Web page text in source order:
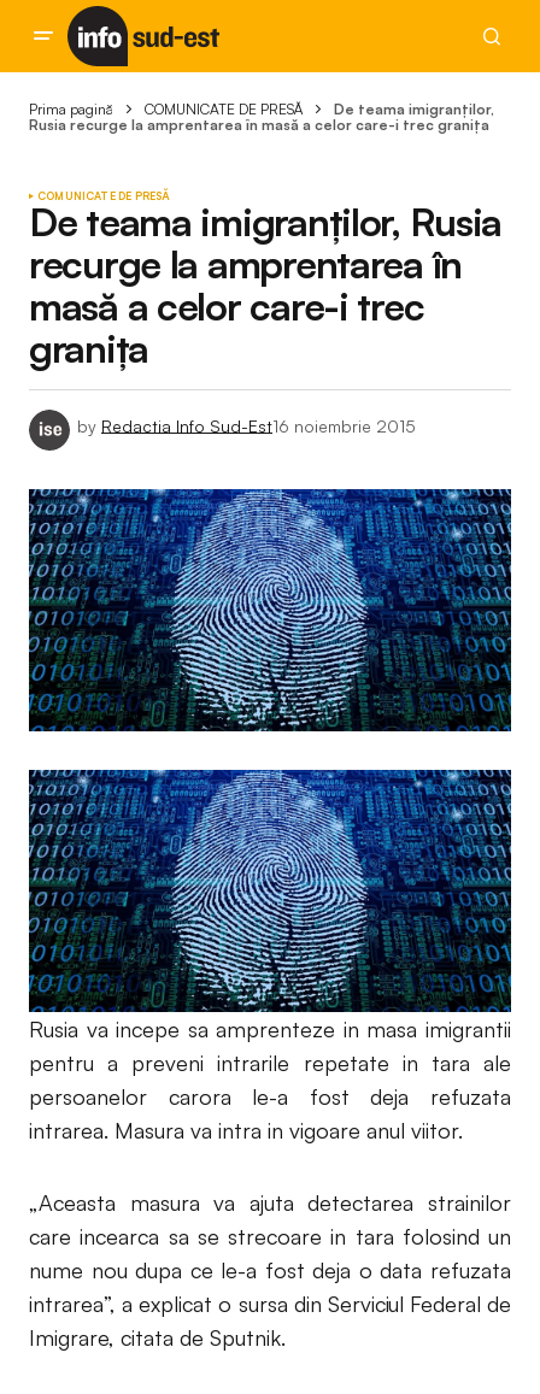
Prima pagină COMUNICATE DE PRESĂ
De teama imigranților,
Rusia recurge la amprentarea în masă a celor care-i trec granița
COMUNICATE DE PRESĂ
De teama imigranților, Rusia
recurge la amprentarea în
masă a celor care-i trec
granița
by Redactia Info Sud-Est16 noiembrie 2015
Rusia va incepe sa amprenteze in masa imigrantii
pentru a preveni intrarile repetate in tara ale
persoanelor carora le-a fost deja refuzata
intrarea. Masura va intra in vigoare anul viitor.
„Aceasta masura va ajuta detectarea strainilor
care incearca sa se strecoare in tara folosind un
nume nou dupa ce le-a fost deja o data refuzata
intrarea”, a explicat o sursa din Serviciul Federal de
Imigrare, citata de Sputnik.